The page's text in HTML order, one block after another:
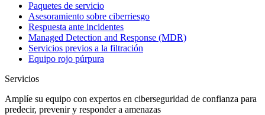
Paquetes de servicio
Asesoramiento sobre ciberriesgo
Respuesta ante incidentes
Managed Detection and Response (MDR)
Servicios previos a la filtración
Equipo rojo púrpura
Servicios
Amplíe su equipo con expertos en ciberseguridad de confianza para
predecir, prevenir y responder a amenazas